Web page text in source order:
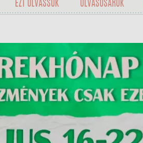
EZT OLVASSUK OLVASÓSAROK